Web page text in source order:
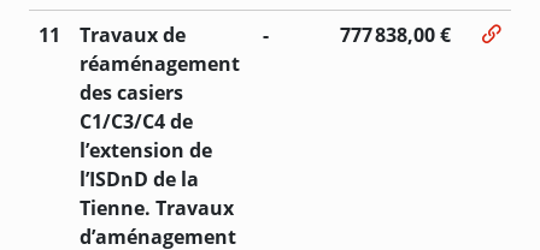
11
Travaux de
réaménagement
des casiers
C1/C3/C4 de
l’extension de
l’ISDnD de la
Tienne. Travaux
d’aménagement
- 777 838,00 €